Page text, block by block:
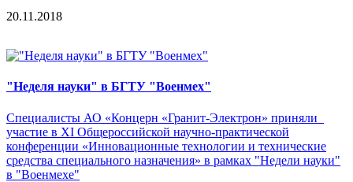
20.11.2018
"Неделя науки" в БГТУ "Военмех"
Специалисты АО «Концерн «Гранит-Электрон» приняли
участие в XI Общероссийской научно-практической
конференции «Инновационные технологии и технические
средства специального назначения» в рамках "Недели науки"
в "Военмехе"